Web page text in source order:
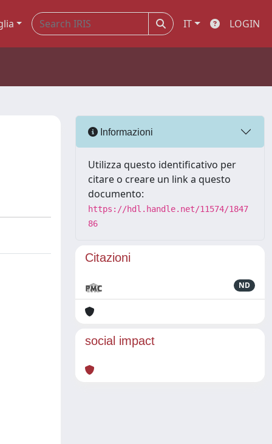
IT LOGIN
Informazioni
Utilizza questo identificativo per
citare o creare un link a questo
documento:
https://hdl.handle.net/11574/1847
86
Citazioni
ND
social impact